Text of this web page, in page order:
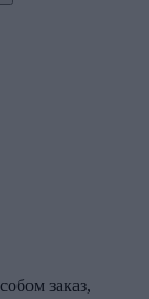
заказ,